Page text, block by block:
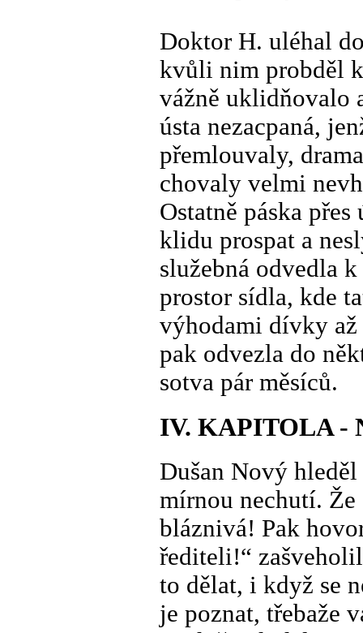
Doktor H. uléhal
kvůli nim probděl
vážně uklidňovalo
ústa nezacpaná,
přemlouvaly,
chovaly velmi
Ostatně páska
klidu prospat a
služebná odvedla
prostor sídla, kde
výhodami dívky až
pak odvezla do
sotva pár měsíců.
IV. KAPITOLA -
Dušan Nový
mírnou nechutí. Že
bláznivá! Pak
řediteli!“
to dělat, i když se
je poznat, třebaže